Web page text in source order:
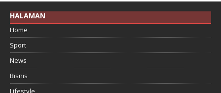
HALAMAN
Home
Sport
News
Bisnis
Lifestyle